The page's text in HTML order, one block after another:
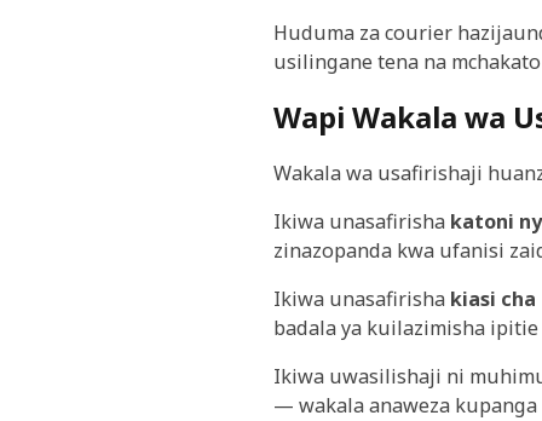
Huduma za courier
usilingane tena na
Wapi Wakala wa
Wakala wa usafirishaji
Ikiwa unasafirisha katoni
zinazopanda kwa ufanisi
Ikiwa unasafirisha kiasi
badala ya kuilazimisha
Ikiwa uwasilishaji ni
— wakala anaweza